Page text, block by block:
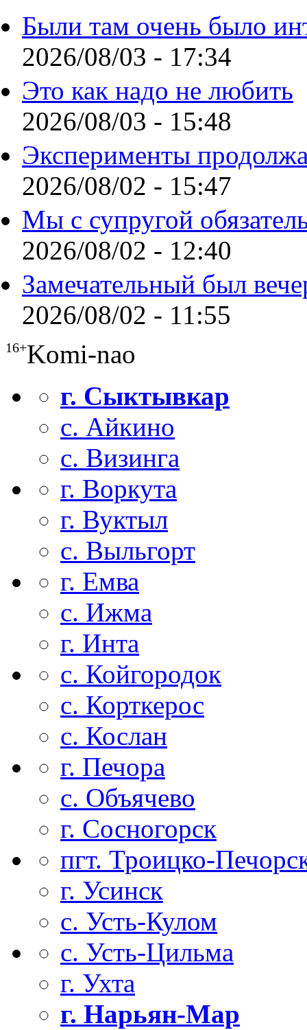
Были там очень было
2026/08/03 - 17:34
Это как надо не любить
2026/08/03 - 15:48
Эксперименты
2026/08/02 - 15:47
Мы с супругой
2026/08/02 - 12:40
Замечательный был
2026/08/02 - 11:55
16+Komi-nao
г. Сыктывкар
с. Айкино
с. Визинга
г. Воркута
г. Вуктыл
с. Выльгорт
г. Емва
с. Ижма
г. Инта
с. Койгородок
с. Корткерос
с. Кослан
г. Печора
с. Объячево
г. Сосногорск
пгт. Троицко-
г. Усинск
с. Усть-Кулом
с. Усть-Цильма
г. Ухта
г. Нарьян-Мар